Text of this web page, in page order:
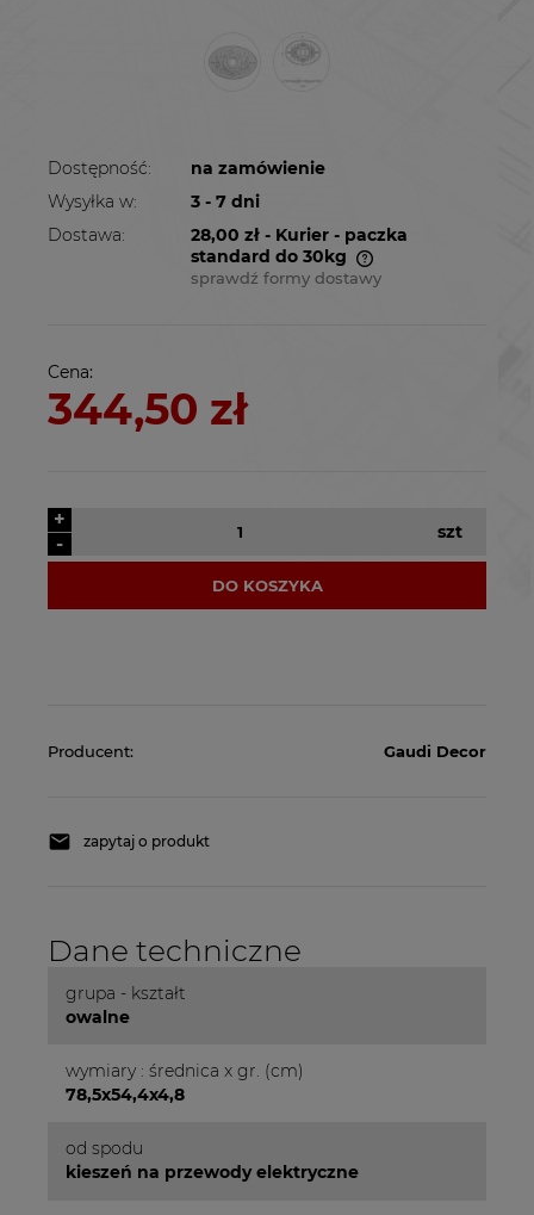
Dostępność:
na zamówienie
Wysyłka w:
3 - 7 dni
Dostawa:
28,00 zł - Kurier - paczka
standard do 30kg
Cena nie zawiera ewentualnych kosztów
sprawdź formy dostawy
Cena:
344,50 zł
-
+
szt
DO KOSZYKA
Producent: Gaudi Decor
zapytaj o produkt
Dane techniczne
grupa - kształt
owalne
wymiary : średnica x gr. (cm)
78,5x54,4x4,8
od spodu
kieszeń na przewody elektryczne